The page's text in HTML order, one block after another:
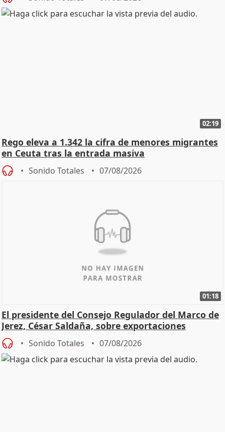
02:19
Rego eleva a 1.342 la cifra de menores migrantes
en Ceuta tras la entrada masiva
Sonido Totales 07/08/2026
01:18
El presidente del Consejo Regulador del Marco de
Jerez, César Saldaña, sobre exportaciones
Sonido Totales 07/08/2026